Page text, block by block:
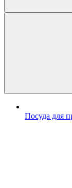
Посуда для